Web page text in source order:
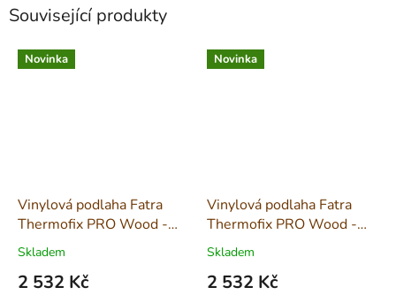
Související produkty
Novinka
Vinylová podlaha Fatra
Thermofix PRO Wood -
Dub Popelavý 14146-1
Skladem
2 532 Kč
Novinka
Vinylová podlaha Fatra
Thermofix PRO Wood -
Borovice Sibiřská 14128-
1
Skladem
2 532 Kč